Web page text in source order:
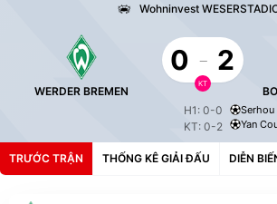
Wohninvest
WERDER BREMEN
0 - 2
KT
H1: 0-0
KT: 0-2
Serhou
Yan
TRƯỚC TRẬN THỐNG KÊ GIẢI ĐẤU DIỄN